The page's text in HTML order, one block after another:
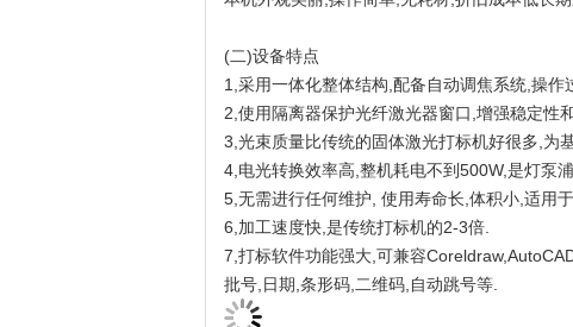
(二)设备特点
1,采用一体化整体结构,配备自动调焦系统,操作
2,使用隔离器保护光纤激光器窗口,增强稳定性
3,光束质量比传统的固体激光打标机好很多,为
4,电光转换效率高,整机耗电不到500W,是灯泵
5,无需进行任何维护, 使用寿命长,体积小,适用
6,加工速度快,是传统打标机的2-3倍.
7,打标软件功能强大,可兼容
批号,日期,条形码,二维码,自动跳号等.